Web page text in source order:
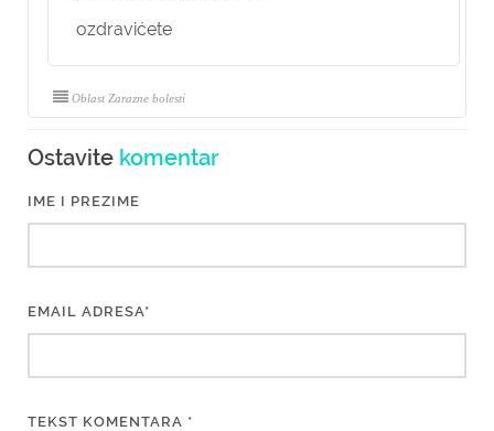
ozdravićete
Oblast Zarazne bolesti
Ostavite komentar
IME I PREZIME
EMAIL ADRESA*
TEKST KOMENTARA *